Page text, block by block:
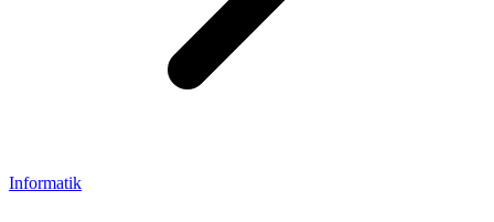
Informatik